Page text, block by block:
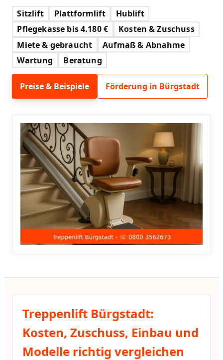
Sitzlift Plattformlift
Hublift
Pflegekasse bis 4.180 €
Kosten & Zuschuss
Miete & gebraucht
Aufmaß & Abnahme
Wartung
Beratung
Preise & Beispiele Förderung in Bürgstadt
Treppenlift Bürgstadt:
Kosten, Zuschuss, Einbau und
Modelle richtig vergleichen